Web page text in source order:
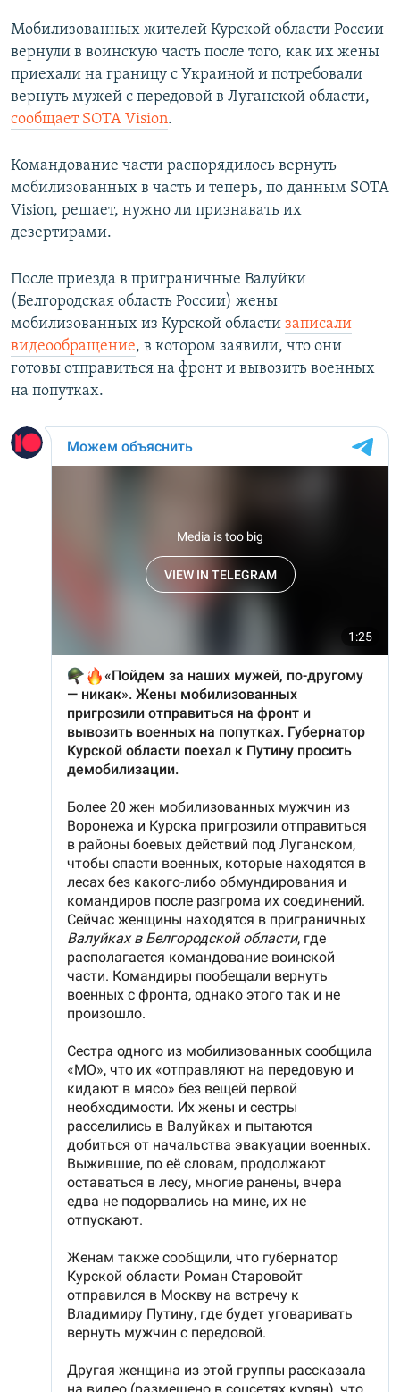
Мобилизованных жителей Курской области России
вернули в воинскую часть после того, как их жены
приехали на границу с Украиной и потребовали
вернуть мужей с передовой в Луганской области,
сообщает SOTA Vision.
Командование части распорядилось вернуть
мобилизованных в часть и теперь, по данным SOTA
Vision, решает, нужно ли признавать их
дезертирами.
После приезда в приграничные Валуйки
(Белгородская область России) жены
мобилизованных из Курской области записали
видеообращение, в котором заявили, что они
готовы отправиться на фронт и вывозить военных
на попутках.